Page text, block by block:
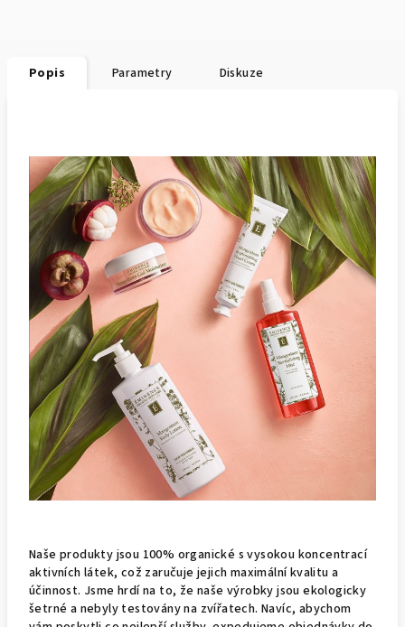
Popis Parametry Diskuze
Naše produkty jsou 100% organické s vysokou koncentrací
aktivních látek, což zaručuje jejich maximální kvalitu a
účinnost. Jsme hrdí na to, že naše výrobky jsou ekologicky
šetrné a nebyly testovány na zvířatech. Navíc, abychom